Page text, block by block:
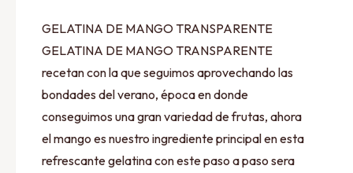
GELATINA DE MANGO TRANSPARENTE
GELATINA DE MANGO TRANSPARENTE
recetan con la que seguimos aprovechando las
bondades del verano, época en donde
conseguimos una gran variedad de frutas, ahora
el mango es nuestro ingrediente principal en esta
refrescante gelatina con este paso a paso sera